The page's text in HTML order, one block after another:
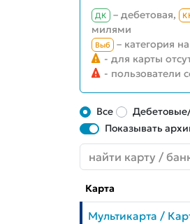
ДК – дебетовая,
милями
Выб – категория
- для карты
- пользователи
Все
Показывать
Карта
Мультикарта /